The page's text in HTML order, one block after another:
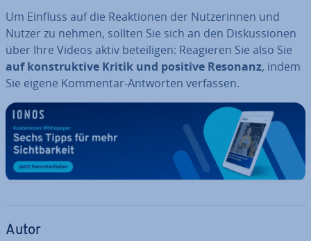
Um Einfluss auf die Re­ak­tio­nen der Nut­ze­rin­nen und
Nutzer zu nehmen, sollten Sie sich an den Dis­kus­sio­nen
über Ihre Videos aktiv be­tei­li­gen: Reagieren Sie also Sie
auf kon­struk­ti­ve Kritik und positive Resonanz, indem
Sie eigene Kommentar-Antworten verfassen.
Autor